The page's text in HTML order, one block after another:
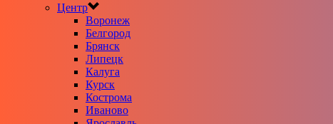
Центр
Воронеж
Белгород
Брянск
Липецк
Калуга
Курск
Кострома
Иваново